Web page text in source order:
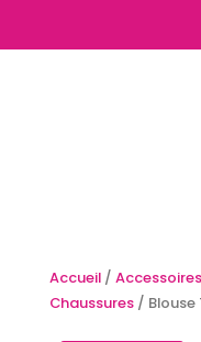
Accueil/ Accessoires
Chaussures/ Blouse